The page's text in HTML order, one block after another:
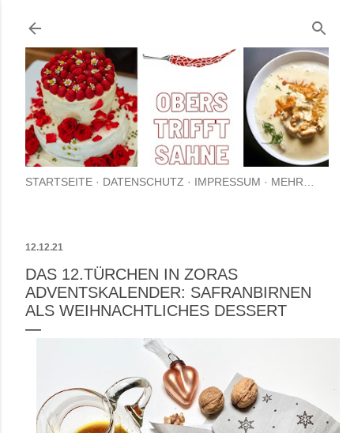
STARTSEITE DATENSCHUTZ IMPRESSUM MEHR…
12.12.21
DAS 12.TÜRCHEN IN ZORAS
ADVENTSKALENDER: SAFRANBIRNEN
ALS WEIHNACHTLICHES DESSERT